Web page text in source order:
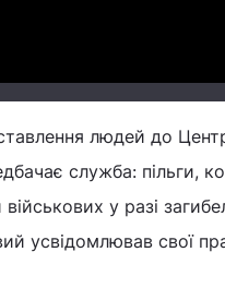
людей до
служба: пільги,
у разі
усвідомлював свої